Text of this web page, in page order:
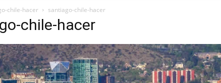
chile-hacer santiago-chile-hacer
chile-hacer